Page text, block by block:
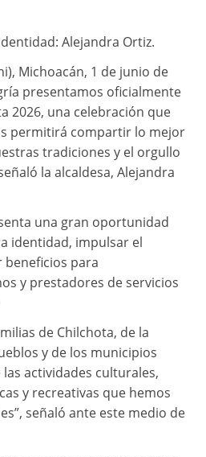
Alejandra Ortiz.
Michoacán, 1 de junio de
presentamos oficialmente
2026, una celebración que
permitirá compartir lo mejor
tradiciones y el orgullo
la alcaldesa, Alejandra
una gran oportunidad
identidad, impulsar el
beneficios para
y prestadores de servicios
de Chilchota, de la
y de los municipios
actividades culturales,
y recreativas que hemos
señaló ante este medio de